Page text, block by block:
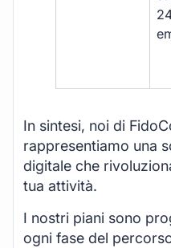
In sintesi, noi di
rappresentiamo una
digitale che
tua attività.
I nostri piani sono
ogni fase del